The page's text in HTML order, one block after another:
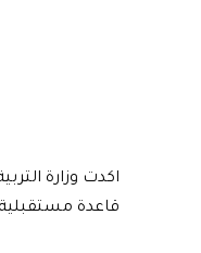
اكدت وزارة
قاعدة مستقبلية